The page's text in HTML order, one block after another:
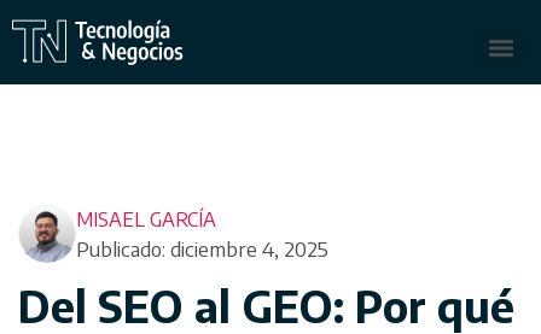
MISAEL GARCÍA
Publicado: diciembre 4, 2025
Del SEO al GEO: Por qué